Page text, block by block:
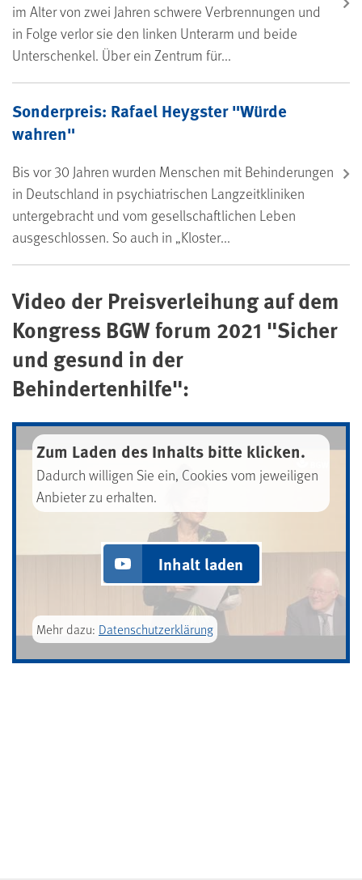
im Alter von zwei Jahren schwere Verbrennungen und
in Folge verlor sie den linken Unterarm und beide
Unterschenkel. Über ein Zentrum für...
Sonderpreis: Rafael Heygster "Würde
wahren"
Bis vor 30 Jahren wurden Menschen mit Behinderungen
in Deutschland in psychiatrischen Langzeitkliniken
untergebracht und vom gesellschaftlichen Leben
ausgeschlossen. So auch in „Kloster...
Video der Preisverleihung auf dem
Kongress BGW forum 2021 "Sicher
und gesund in der
Behindertenhilfe":
Zum Laden des Inhalts bitte klicken.
Dadurch willigen Sie ein, Cookies vom jeweiligen
Anbieter zu erhalten.
Inhalt laden
Mehr dazu: Datenschutzerklärung